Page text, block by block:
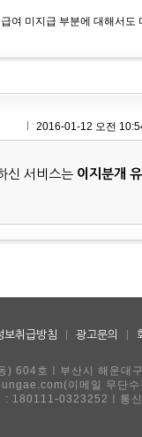
여 미지급 부분에 대해서
2016-01-12 오전
신 서비스는 이지분개
보취급방침 광고문의
) 604호ㅣ부산시 해운
이메일 무단수
180111-0323252ㅣ통